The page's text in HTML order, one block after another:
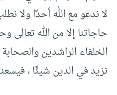
لا ندعو مع الله أحدًا ولا
حاجاتنا إلا من الله تعالى
الخلفاء الراشدين
نزيد في الدين شيئًا ،